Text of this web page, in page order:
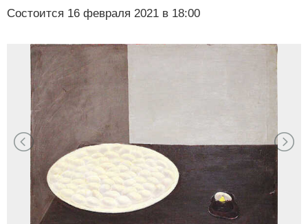
Состоится 16 февраля 2021 в 18:00